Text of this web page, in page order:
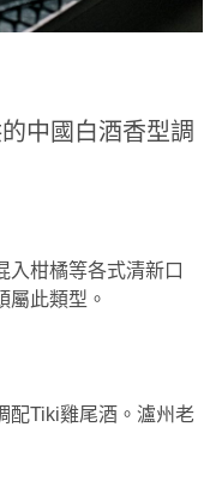
中國白酒香型調
入柑橘等各式清新口
屬此類型。
配Tiki雞尾酒。瀘州老